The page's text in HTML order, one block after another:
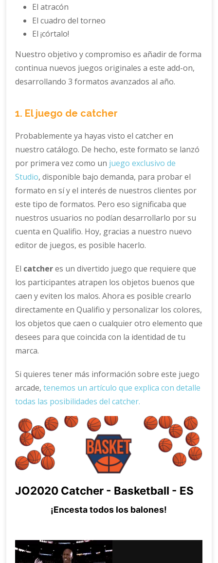
El atracón
El cuadro del torneo
El ¡córtalo!
Nuestro objetivo y compromiso es añadir de forma
continua nuevos juegos originales a este add-on,
desarrollando 3 formatos avanzados al año.
1. El juego de catcher
Probablemente ya hayas visto el catcher en
nuestro catálogo. De hecho, este formato se lanzó
por primera vez como un juego exclusivo de
Studio, disponible bajo demanda, para probar el
formato en sí y el interés de nuestros clientes por
este tipo de formatos. Pero eso significaba que
nuestros usuarios no podían desarrollarlo por su
cuenta en Qualifio. Hoy, gracias a nuestro nuevo
editor de juegos, es posible hacerlo.
El catcheres un divertido juego que requiere que
los participantes atrapen los objetos buenos que
caen y eviten los malos. Ahora es posible crearlo
directamente en Qualifio y personalizar los colores,
los objetos que caen o cualquier otro elemento que
desees para que coincida con la identidad de tu
marca.
Si quieres tener más información sobre este juego
arcade,tenemos un artículo que explica con detalle
todas las posibilidades del catcher.